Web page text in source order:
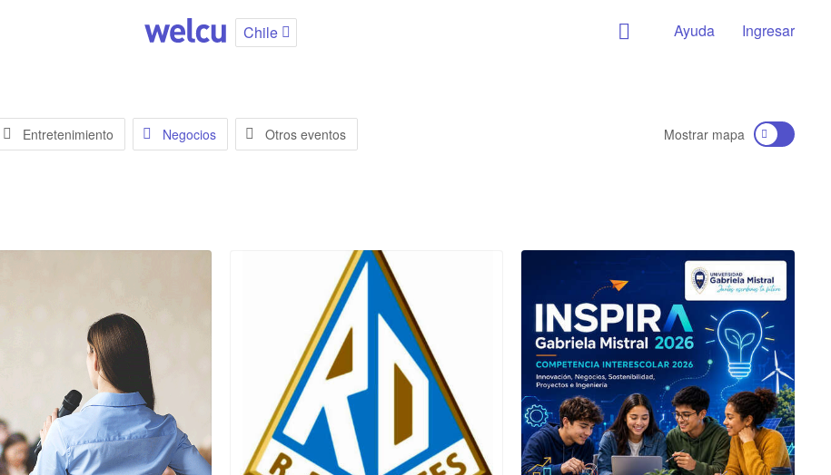
Chile Ingresar
Ayuda
Entretenimiento Negocios Otros eventos Mostrar mapa